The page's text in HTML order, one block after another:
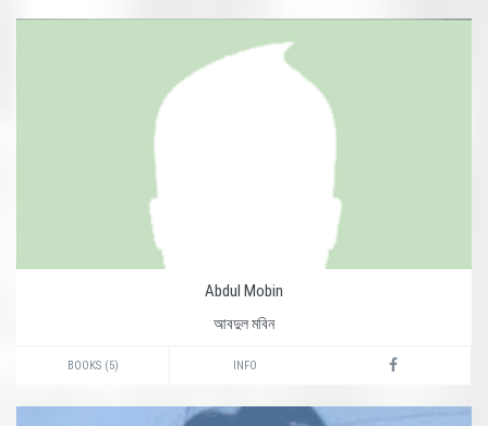
Abdul Mobin
আবদুল মবিন
BOOKS (5) INFO